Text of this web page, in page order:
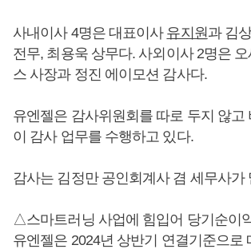
사내이사 4명은 대표이사 유지원과 김
전무, 최용욱 상무다. 사외이사 2명은 오
스 사장과 정진 에이모션 감사다.
유엔젤은 감사위원회를 따로 두지 않고
이 감사 업무를 수행하고 있다.
감사는 김정만 공인회계사 겸 세무사가
△스마트러닝 사업에 힘입어 당기순이
유엔젤은 2024년 상반기 연결기준으로